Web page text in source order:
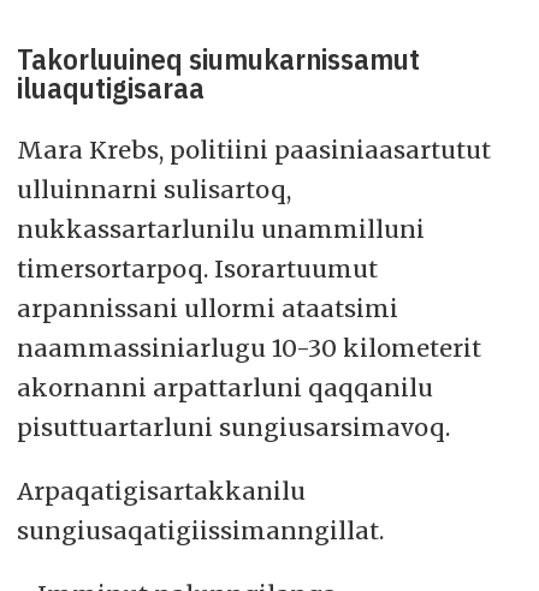
Takorluuineq siumukarnissamut
iluaqutigisaraa
Mara Krebs, politiini paasiniaasartutut
ulluinnarni sulisartoq,
nukkassartarlunilu unammilluni
timersortarpoq. Isorartuumut
arpannissani ullormi ataatsimi
naammassiniarlugu 10-30 kilometerit
akornanni arpattarluni qaqqanilu
pisuttuartarluni sungiusarsimavoq.
Arpaqatigisartakkanilu
sungiusaqatigiissimanngillat.